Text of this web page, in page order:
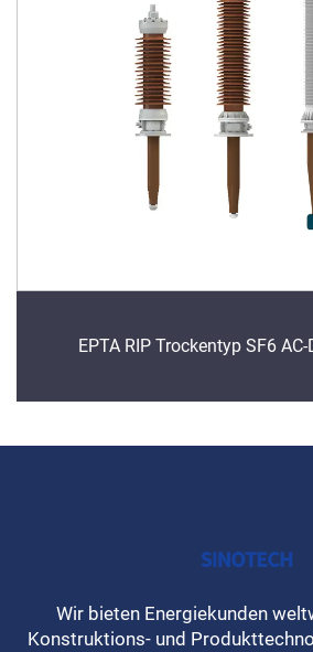
EPTA RIP Trockentyp SF6
Wir bieten Energiekunden
Konstruktions- und